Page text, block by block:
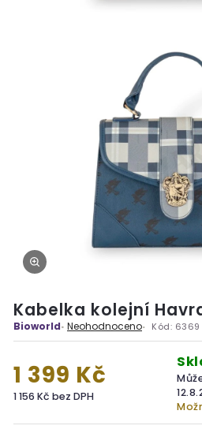
Kabelka kolejní
Bioworld Neohodnoceno Kód: 6369
1 399 Kč
1 156 Kč bez DPH